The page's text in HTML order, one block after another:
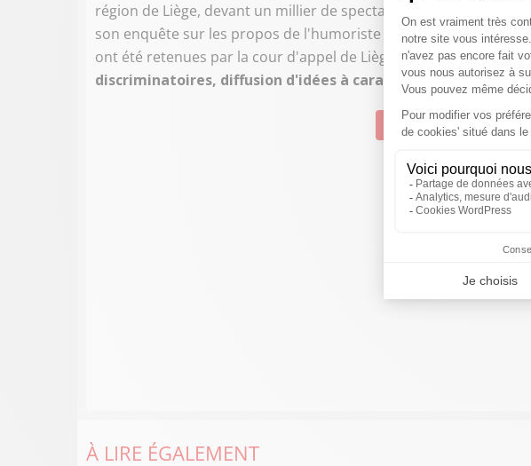
région de Liège, devant un millier de spectateurs, et qui avait
son enquête sur les propos de l'humoriste français, la justice
ont été retenues par la cour d'appel de Liège:
incitation à la
discriminatoires, diffusion d'idées à caractère raciste,
Suivre Sud Radio
À LIRE ÉGALEMENT